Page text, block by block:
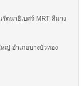
ตนาธิเบศร์ MRT สีม่วง
ญ่ อำเภอบางบัวทอง